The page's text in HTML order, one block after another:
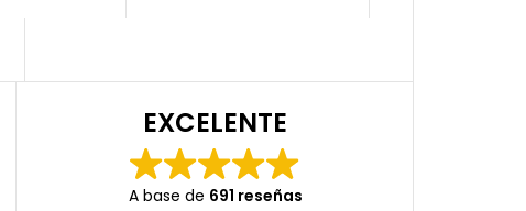
EXCELENTE
A base de 691 reseñas